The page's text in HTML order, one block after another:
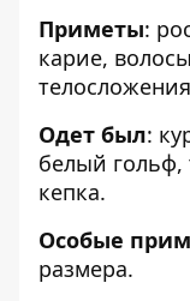
Приметы:
карие,
Одет был:
белый
кепка.
Особые
размера.